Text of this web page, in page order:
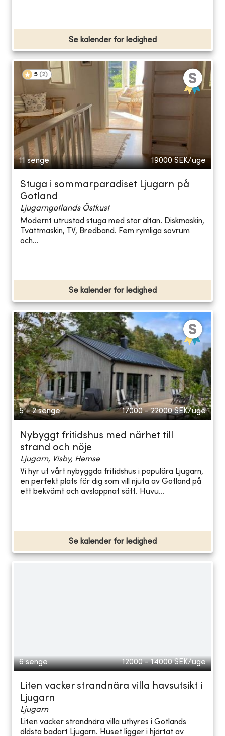
Se kalender for ledighed
5 (2)
11 senge 19000 SEK/uge
Stuga i sommarparadiset Ljugarn på
Gotland
Ljugarngotlands Östkust
Modernt utrustad stuga med stor altan. Diskmaskin,
Tvättmaskin, TV, Bredband. Fem rymliga sovrum
och...
Se kalender for ledighed
5 + 2 senge 17000 - 22000 SEK/uge
Nybyggt fritidshus med närhet till
strand och nöje
Ljugarn, Visby, Hemse
Vi hyr ut vårt nybyggda fritidshus i populära Ljugarn,
en perfekt plats för dig som vill njuta av Gotland på
ett bekvämt och avslappnat sätt. Huvu...
Se kalender for ledighed
6 senge 12000 - 14000 SEK/uge
Liten vacker strandnära villa havsutsikt i
Ljugarn
Ljugarn
Liten vacker strandnära villa uthyres i Gotlands
äldsta badort Ljugarn. Huset ligger i hjärtat av